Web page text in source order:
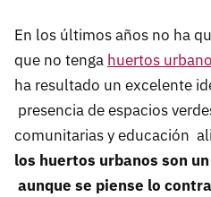
En los últimos años no ha
que no tenga huertos
ha resultado un excelente
presencia de espacios
comunitarias y educación
los huertos urbanos son
aunque se piense lo